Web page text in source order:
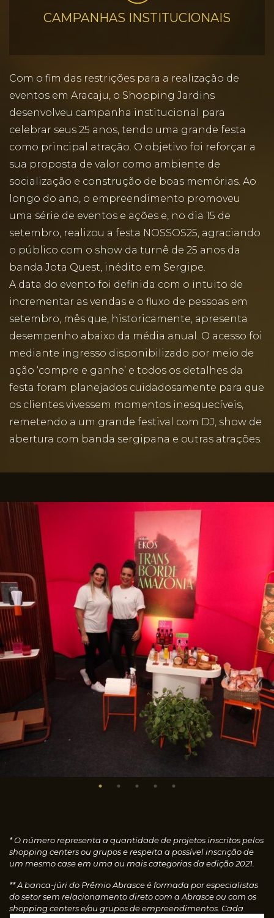
CAMPANHAS INSTITUCIONAIS
Com o fim das restrições para a realização de
eventos em Aracaju, o Shopping Jardins
desenvolveu campanha institucional para
celebrar seus 25 anos, tendo uma grande festa
como principal atração. O objetivo foi reforçar a
sua proposta de valor como ambiente de
socialização e construção de boas memórias. Ao
longo do ano, o empreendimento promoveu
uma série de eventos e ações e, no dia 15 de
setembro, realizou a festa NOSSOS25, agraciando
o público com o show da turnê de 25 anos da
banda Jota Quest, inédito em Sergipe.
A data do evento foi definida com o intuito de
incrementar as vendas e o fluxo de pessoas em
setembro, mês que, historicamente, apresenta
desempenho abaixo da média anual. O acesso foi
mediante ingresso disponibilizado por meio de
ação ‘compre e ganhe’ e todos os detalhes da
festa foram planejados cuidadosamente para que
os clientes vivessem momentos inesquecíveis,
remetendo a um grande festival com DJ, show de
abertura com banda sergipana e outras atrações.
* O número representa a quantidade de projetos inscritos pelos
shopping centers ou grupos e respeita a possível inscrição de
um mesmo case em uma ou mais categorias da edição 2021.
** A banca-júri do Prêmio Abrasce é formada por especialistas
do setor sem relacionamento direto com a Abrasce ou com os
shopping centers e/ou grupos de empreendimentos. Cada